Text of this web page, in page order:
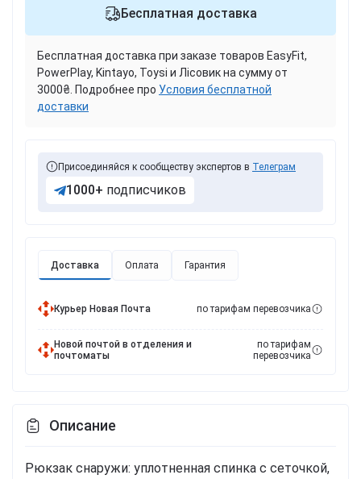
Доставка Оплата Гарантия
Курьер Новая Почта по тарифам перевозчика
Новой почтой в отделения и
почтоматы
по тарифам
перевозчика
Бесплатная доставка
Бесплатная доставка при заказе товаров EasyFit,
PowerPlay, Kintayo, Toysi и Лісовик на сумму от
3000₴. Подробнее про Условия бесплатной
доставки
Присоединяйся к сообществу экспертов в Телеграм
1000+ подписчиков
Описание
Рюкзак снаружи: уплотненная спинка с сеточкой,